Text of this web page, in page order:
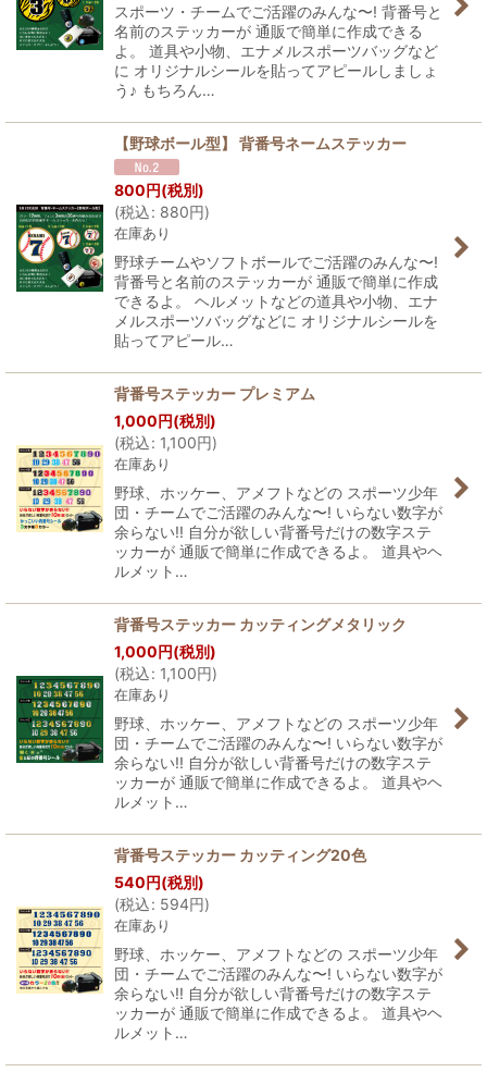
スポーツ・チームでご活躍のみんな〜! 背番号と
名前のステッカーが 通販で簡単に作成できる
よ。 道具や小物、エナメルスポーツバッグなど
に オリジナルシールを貼ってアピールしましょ
う♪ もちろん…
【野球ボール型】 背番号ネームステッカー
800円(税別)
(税込: 880円)
在庫あり
野球チームやソフトボールでご活躍のみんな〜!
背番号と名前のステッカーが 通販で簡単に作成
できるよ。 ヘルメットなどの道具や小物、エナ
メルスポーツバッグなどに オリジナルシールを
貼ってアピール…
背番号ステッカー プレミアム
1,000円(税別)
(税込: 1,100円)
在庫あり
野球、ホッケー、アメフトなどの スポーツ少年
団・チームでご活躍のみんな〜! いらない数字が
余らない!! 自分が欲しい背番号だけの数字ステ
ッカーが 通販で簡単に作成できるよ。 道具やヘ
ルメット…
背番号ステッカー カッティングメタリック
1,000円(税別)
(税込: 1,100円)
在庫あり
野球、ホッケー、アメフトなどの スポーツ少年
団・チームでご活躍のみんな〜! いらない数字が
余らない!! 自分が欲しい背番号だけの数字ステ
ッカーが 通販で簡単に作成できるよ。 道具やヘ
ルメット…
背番号ステッカー カッティング20色
540円(税別)
(税込: 594円)
在庫あり
野球、ホッケー、アメフトなどの スポーツ少年
団・チームでご活躍のみんな〜! いらない数字が
余らない!! 自分が欲しい背番号だけの数字ステ
ッカーが 通販で簡単に作成できるよ。 道具やヘ
ルメット…